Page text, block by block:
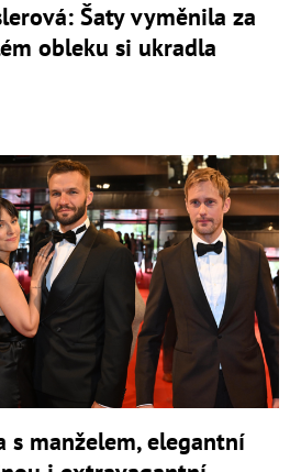
Šaty vyměnila za
obleku si ukradla
s manželem, elegantní